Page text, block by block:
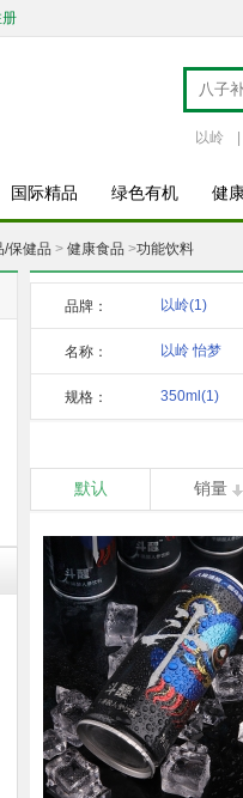
以岭
国际精品 绿色有机 健
/保健品 > 健康食品 >功能饮料
品牌： 以岭(1)
名称：
以岭 怡梦
350m(1)
规格：
350ml (1)
默认 销量